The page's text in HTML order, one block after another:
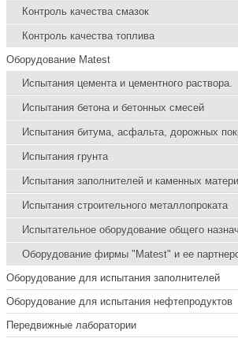
Контроль качества смазок
Контроль качества топлива
Оборудование Matest
Испытания цемента и цементного раствора.
Испытания бетона и бетонных смесей
Испытания битума, асфальта, дорожных
Испытания грунта
Испытания заполнителей и каменных
Испытания строительного металлопроката
Испытательное оборудование общего
Оборудование фирмы "Matest" и ее
Оборудование для испытания заполнителей
Оборудование для испытания нефтепродуктов
Передвижные лаборатории